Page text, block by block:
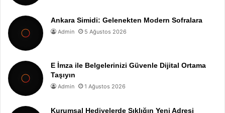
Ankara Simidi: Gelenekten Modern Sofralara
Admin 5 Ağustos 2026
E İmza ile Belgelerinizi Güvenle Dijital Ortama
Taşıyın
Admin 1 Ağustos 2026
Kurumsal Hediyelerde Şıklığın Yeni Adresi